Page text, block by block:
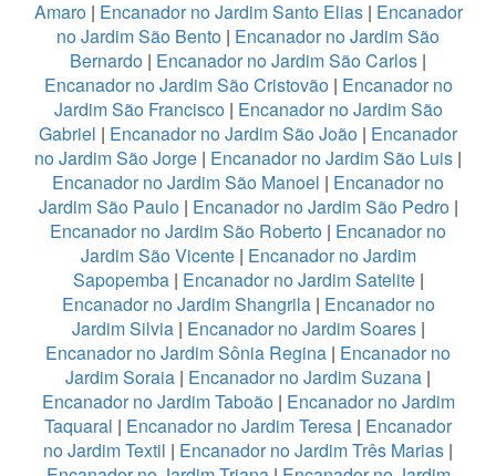
Amaro| Encanador no Jardim Santo Elias| Encanador
no Jardim São Bento | Encanador no Jardim São
Bernardo | Encanador no Jardim São Carlos |
Encanador no Jardim São Cristovão| Encanador no
Jardim São Francisco| Encanador no Jardim São
Gabriel | Encanador no Jardim São João | Encanador
no Jardim São Jorge | Encanador no Jardim São Luis |
Encanador no Jardim São Manoel | Encanador no
Jardim São Paulo| Encanador no Jardim São Pedro|
Encanador no Jardim São Roberto | Encanador no
Jardim São Vicente| Encanador no Jardim
Sapopemba| Encanador no Jardim Satelite|
Encanador no Jardim Shangrila| Encanador no
Jardim Silvia| Encanador no Jardim Soares|
Encanador no Jardim Sônia Regina | Encanador no
Jardim Soraia | Encanador no Jardim Suzana |
Encanador no Jardim Taboão| Encanador no Jardim
Taquaral | Encanador no Jardim Teresa | Encanador
no Jardim Textil | Encanador no Jardim Três Marias |